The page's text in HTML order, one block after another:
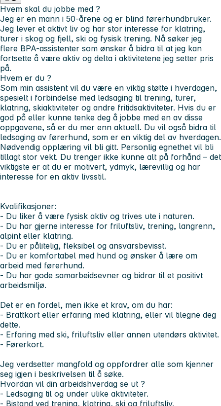
Hvem skal du jobbe med ?
Jeg er en mann i 50-årene og er blind førerhundbruker.
Jeg lever et aktivt liv og har stor interesse for klatring,
turer i skog og fjell, ski og fysisk trening. Nå søker jeg
flere BPA-assistenter som ønsker å bidra til at jeg kan
fortsette å være aktiv og delta i aktivitetene jeg setter pris
på.
Hvem er du ?
Som min assistent vil du være en viktig støtte i hverdagen,
spesielt i forbindelse med ledsaging til trening, turer,
klatring, skiaktiviteter og andre fritidsaktiviteter. Hvis du er
god på eller kunne tenke deg å jobbe med en av disse
oppgavene, så er du mer enn aktuell. Du vil også bidra til
ledsaging av førerhund, som er en viktig del av hverdagen.
Nødvendig opplæring vil bli gitt. Personlig egnethet vil bli
tillagt stor vekt. Du trenger ikke kunne alt på forhånd – det
viktigste er at du er motivert, ydmyk, lærevillig og har
interesse for en aktiv livsstil.
Kvalifikasjoner:
- Du liker å være fysisk aktiv og trives ute i naturen.
- Du har gjerne interesse for friluftsliv, trening, langrenn,
alpint eller klatring.
- Du er pålitelig, fleksibel og ansvarsbevisst.
- Du er komfortabel med hund og ønsker å lære om
arbeid med førerhund.
- Du har gode samarbeidsevner og bidrar til et positivt
arbeidsmiljø.
Det er en fordel, men ikke et krav, om du har:
- Brattkort eller erfaring med klatring, eller vil tilegne deg
dette.
- Erfaring med ski, friluftsliv eller annen utendørs aktivitet.
- Førerkort.
Jeg verdsetter mangfold og oppfordrer alle som kjenner
seg igjen i beskrivelsen til å søke.
Hvordan vil din arbeidshverdag se ut ?
- Ledsaging til og under ulike aktiviteter.
- Bistand ved trening, klatring, ski og friluftsliv.